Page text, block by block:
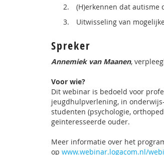
(H)erkennen dat
Uitwisseling van
Spreker
Annemiek van Maanen,
Voor wie?
Dit webinar is bedoeld voor
jeugdhulpverlening, in
studenten (psychologie,
geïnteresseerde ouder.
Meer informatie over het
op www.webinar.logacom.nl/